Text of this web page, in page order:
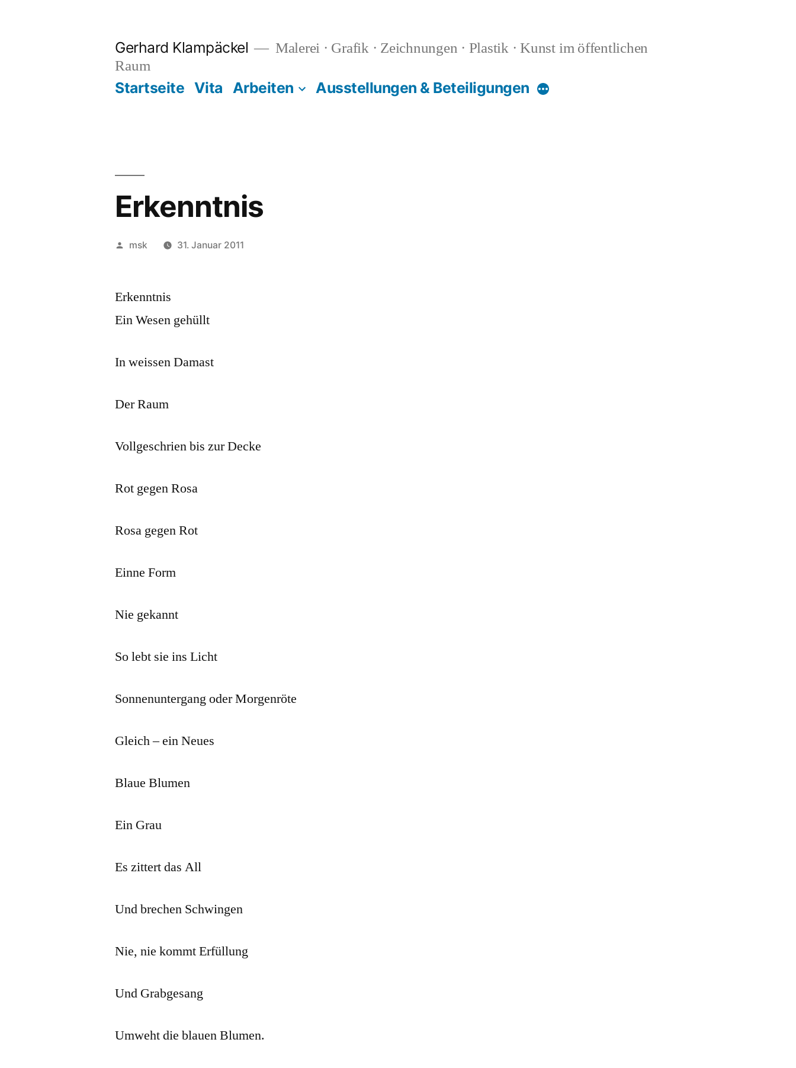
Gerhard Klampäckel
Malerei · Grafik · Zeichnungen · Plastik · Kunst im öffentlichen
Raum
Startseite Vita Arbeiten Ausstellungen & Beteiligungen Mehr
Erkenntnis
Veröffentlicht
msk 31. Januar 2011
Erkenntnis
Ein Wesen gehüllt
In weissen Damast
Der Raum
Vollgeschrien bis zur Decke
Rot gegen Rosa
Rosa gegen Rot
Einne Form
Nie gekannt
So lebt sie ins Licht
Sonnenuntergang oder Morgenröte
Gleich – ein Neues
Blaue Blumen
Ein Grau
Es zittert das All
Und brechen Schwingen
Nie, nie kommt Erfüllung
Und Grabgesang
Umweht die blauen Blumen.